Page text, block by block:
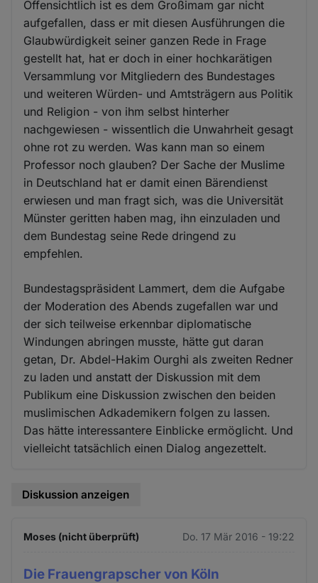
Offensichtlich ist es dem Großimam gar nicht
aufgefallen, dass er mit diesen Ausführungen die
Glaubwürdigkeit seiner ganzen Rede in Frage
gestellt hat, hat er doch in einer hochkarätigen
Versammlung vor Mitgliedern des Bundestages
und weiteren Würden- und Amtsträgern aus Politik
und Religion - von ihm selbst hinterher
nachgewiesen - wissentlich die Unwahrheit gesagt
ohne rot zu werden. Was kann man so einem
Professor noch glauben? Der Sache der Muslime
in Deutschland hat er damit einen Bärendienst
erwiesen und man fragt sich, was die Universität
Münster geritten haben mag, ihn einzuladen und
dem Bundestag seine Rede dringend zu
empfehlen.
Bundestagspräsident Lammert, dem die Aufgabe
der Moderation des Abends zugefallen war und
der sich teilweise erkennbar diplomatische
Windungen abringen musste, hätte gut daran
getan, Dr. Abdel-Hakim Ourghi als zweiten Redner
zu laden und anstatt der Diskussion mit dem
Publikum eine Diskussion zwischen den beiden
muslimischen Adkademikern folgen zu lassen.
Das hätte interessantere Einblicke ermöglicht. Und
vielleicht tatsächlich einen Dialog angezettelt.
Diskussion anzeigen
Moses (nicht überprüft) Do. 17 Mär 2016 - 19:22
Die Frauengrapscher von Köln